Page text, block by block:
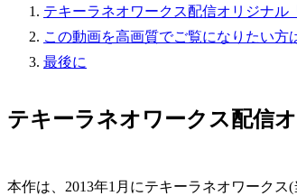
テキーラネオワークス配信オリジナル
この動画を高画質でご覧になりたい方
最後に
テキーラネオワークス配信
本作は、2013年1月にテキーラネオワーク